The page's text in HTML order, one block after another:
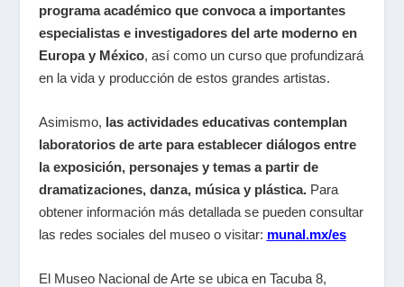
programa académico que convoca a importantes
especialistas e investigadores del arte moderno en
Europa y México, así como un curso que profundizará
en la vida y producción de estos grandes artistas.
Asimismo, las actividades educativas contemplan
laboratorios de arte para establecer diálogos entre
la exposición, personajes y temas a partir de
dramatizaciones, danza, música y plástica.Para
obtener información más detallada se pueden consultar
las redes sociales del museo o visitar: munal.mx/es
El Museo Nacional de Arte se ubica en Tacuba 8,